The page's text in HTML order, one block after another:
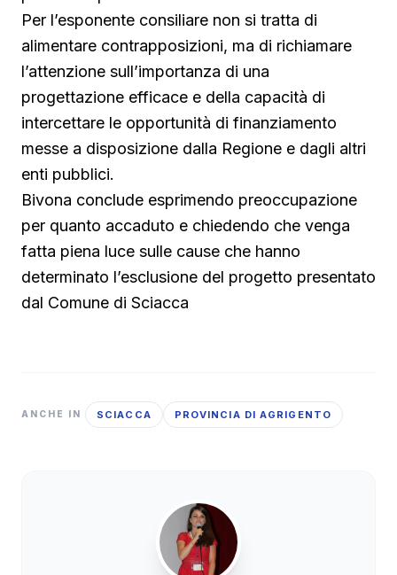
Per l’esponente consiliare non si tratta di
alimentare contrapposizioni, ma di richiamare
l’attenzione sull’importanza di una
progettazione efficace e della capacità di
intercettare le opportunità di finanziamento
messe a disposizione dalla Regione e dagli altri
enti pubblici.
Bivona conclude esprimendo preoccupazione
per quanto accaduto e chiedendo che venga
fatta piena luce sulle cause che hanno
determinato l’esclusione del progetto presentato
dal Comune di Sciacca
ANCHE IN SCIACCA PROVINCIA DI AGRIGENTO